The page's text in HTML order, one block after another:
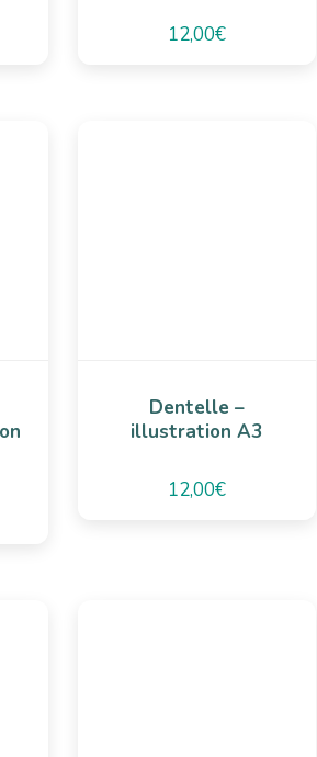
12,00€
Dentelle –
illustration A3
12,00€